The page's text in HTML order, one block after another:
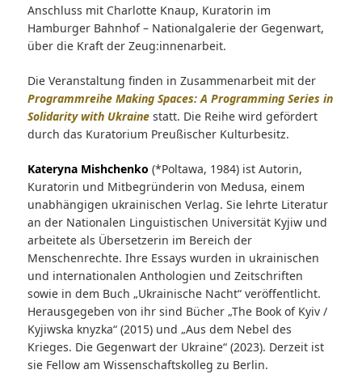
Anschluss mit Charlotte Knaup, Kuratorin im
Hamburger Bahnhof – Nationalgalerie der Gegenwart,
über die Kraft der Zeug:innenarbeit.
Die Veranstaltung finden in Zusammenarbeit mit der
Programmreihe Making Spaces: A Programming Series in
Solidarity with Ukrainestatt. Die Reihe wird gefördert
durch das Kuratorium Preußischer Kulturbesitz.
Kateryna Mishchenko (*Poltawa, 1984) ist Autorin,
Kuratorin und Mitbegründerin von Medusa, einem
unabhängigen ukrainischen Verlag. Sie lehrte Literatur
an der Nationalen Linguistischen Universität Kyjiw und
arbeitete als Übersetzerin im Bereich der
Menschenrechte. Ihre Essays wurden in ukrainischen
und internationalen Anthologien und Zeitschriften
sowie in dem Buch „Ukrainische Nacht“ veröffentlicht.
Herausgegeben von ihr sind Bücher „The Book of Kyiv /
Kyjiwska knyzka“ (2015) und „Aus dem Nebel des
Krieges. Die Gegenwart der Ukraine“ (2023). Derzeit ist
sie Fellow am Wissenschaftskolleg zu Berlin.